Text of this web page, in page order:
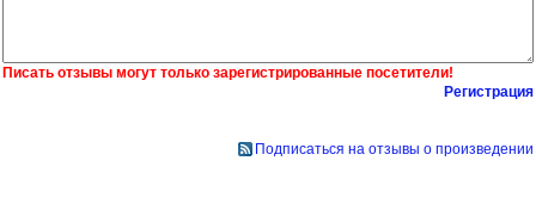
Писать отзывы могут только зарегистрированные посетители!
Регистрация
Подписаться на отзывы о произведении